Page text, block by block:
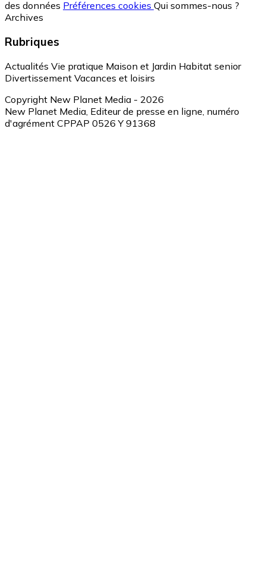
des données Préférences cookies Qui sommes-nous ?
Archives
Rubriques
Actualités Vie pratique Maison et Jardin Habitat senior
Divertissement Vacances et loisirs
Copyright New Planet Media - 2026
New Planet Media, Editeur de presse en ligne, numéro
d'agrément CPPAP 0526 Y 91368